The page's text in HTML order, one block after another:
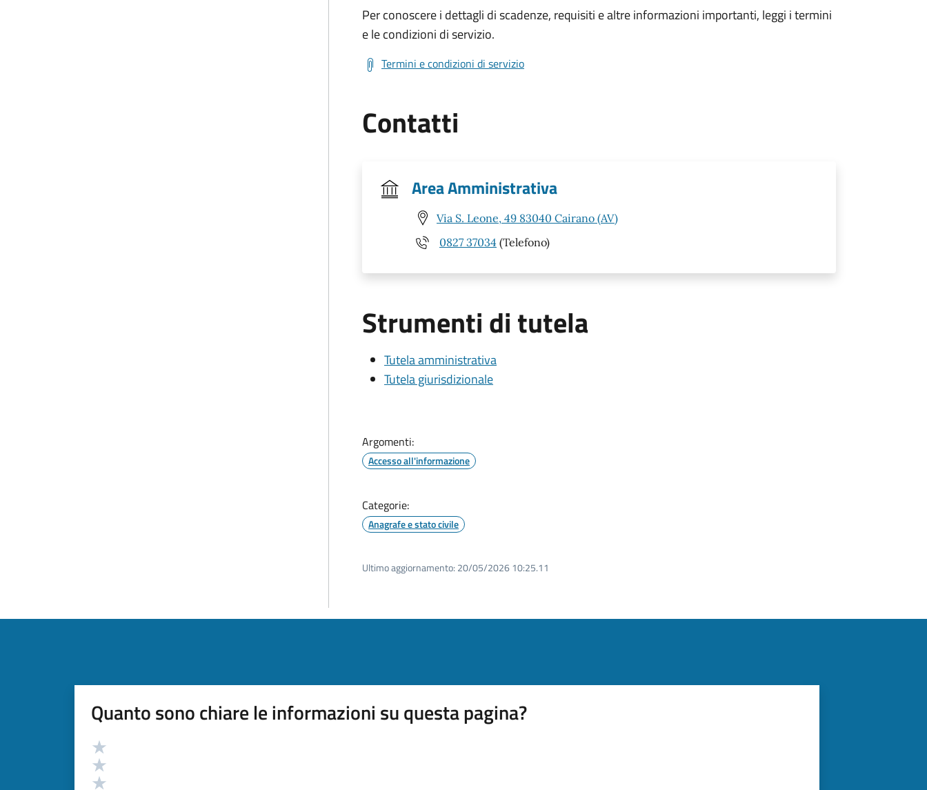
Per conoscere i dettagli di scadenze, requisiti e altre informazioni importanti, leggi i termini
e le condizioni di servizio.
Termini e condizioni di servizio
Contatti
Area Amministrativa
Via S. Leone, 49 83040 Cairano (AV)
0827 37034 (Telefono)
Strumenti di tutela
Tutela amministrativa
Tutela giurisdizionale
Argomenti:
Accesso all'informazione
Categorie:
Anagrafe e stato civile
Ultimo aggiornamento: 20/05/2026 10:25.11
Quanto sono chiare le informazioni su questa pagina?
Valutazione